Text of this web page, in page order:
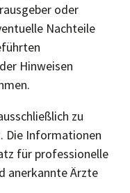
oder
Nachteile
Hinweisen
zu
Die Informationen
für professionelle
anerkannte Ärzte